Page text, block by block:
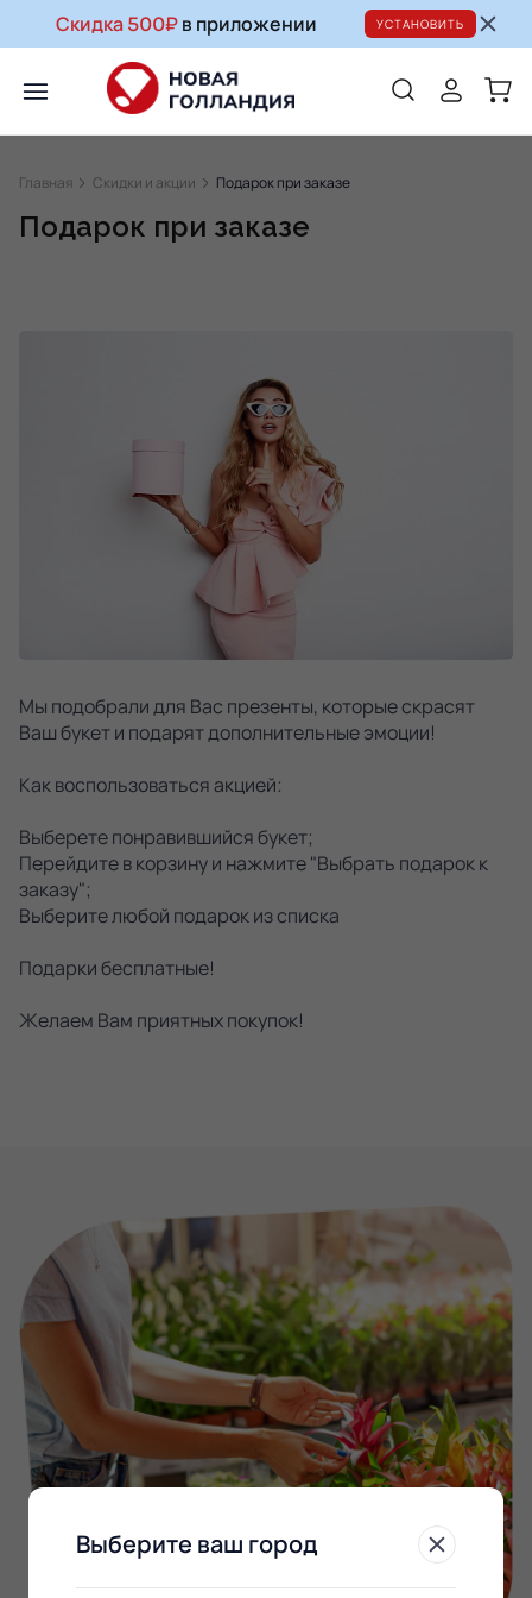
Скидка 500₽в приложении УСТАНОВИТЬ
Главная Скидки и акции Подарок при заказе
Подарок при заказе
Мы подобрали для Вас презенты, которые скрасят
Ваш букет и подарят дополнительные эмоции!
Как воспользоваться акцией:
Выберете понравившийся букет;
Перейдите в корзину и нажмите "Выбрать подарок к
заказу";
Выберите любой подарок из списка
Подарки бесплатные!
Желаем Вам приятных покупок!
Выберите ваш город